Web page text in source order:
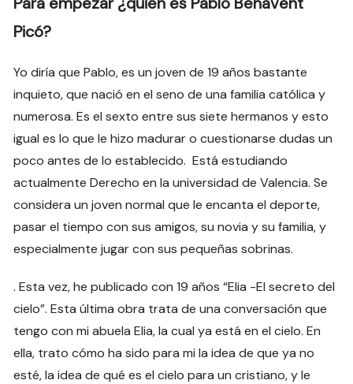
Picó?
Yo diría que Pablo, es un joven de 19 años bastante
inquieto, que nació en el seno de una familia católica y
numerosa. Es el sexto entre sus siete hermanos y esto
igual es lo que le hizo madurar o cuestionarse dudas un
poco antes de lo establecido. Está estudiando
actualmente Derecho en la universidad de Valencia. Se
considera un joven normal que le encanta el deporte,
pasar el tiempo con sus amigos, su novia y su familia, y
especialmente jugar con sus pequeñas sobrinas.
. Esta vez, he publicado con 19 años “Elia -El secreto del
cielo”. Esta última obra trata de una conversación que
tengo con mi abuela Elia, la cual ya está en el cielo. En
ella, trato cómo ha sido para mi la idea de que ya no
esté, la idea de qué es el cielo para un cristiano, y le